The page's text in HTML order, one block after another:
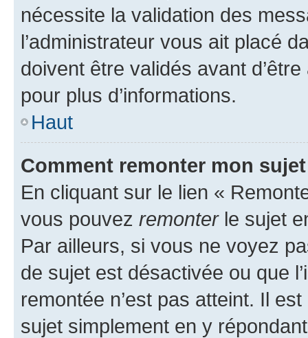
nécessite la validation des
l’administrateur vous ait placé
doivent être validés avant
pour plus d’informations.
Haut
Comment remonter mon
En cliquant sur le lien «
vous pouvez remonterle sujet
Par ailleurs, si vous ne voyez
de sujet est désactivée ou que
remontée n’est pas atteint. Il
sujet simplement en y